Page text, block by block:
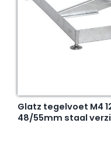
Glatz tegelvoet M4
48/55mm staal